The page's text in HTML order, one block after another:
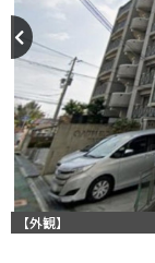
【外観】